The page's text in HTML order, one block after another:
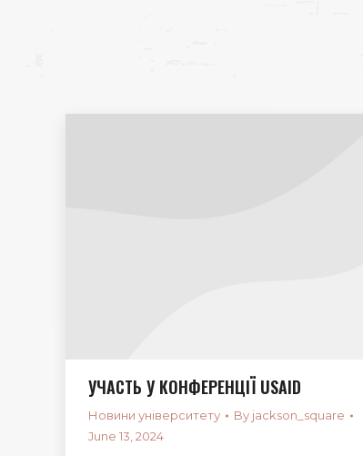
УЧАСТЬ У КОНФЕРЕНЦІЇ USAID
Новини університету By jackson_square
June 13, 2024